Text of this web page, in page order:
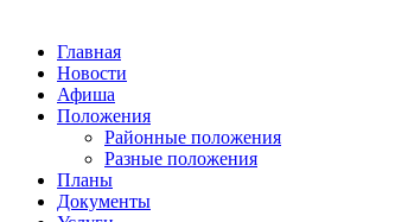
Главная
Новости
Афиша
Положения
Районные положения
Разные положения
Планы
Документы